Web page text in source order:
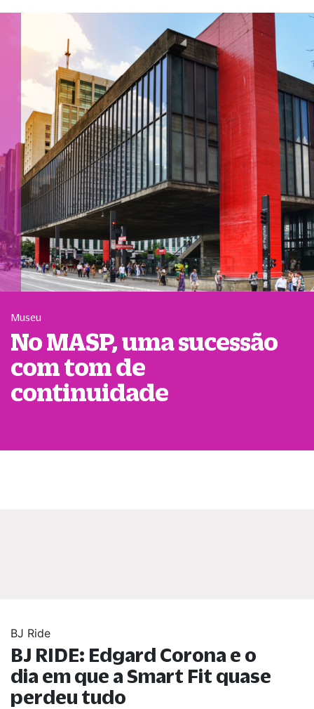
Museu
No MASP, uma sucessão
com tom de
continuidade
BJ Ride
BJ RIDE: Edgard Corona e o
dia em que a Smart Fit quase
perdeu tudo